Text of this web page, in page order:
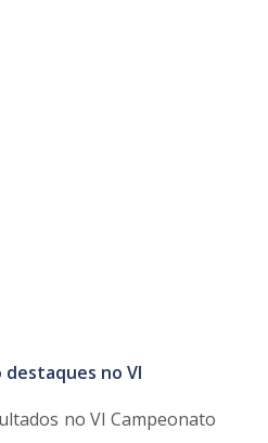
no VI
no VI Campeonato